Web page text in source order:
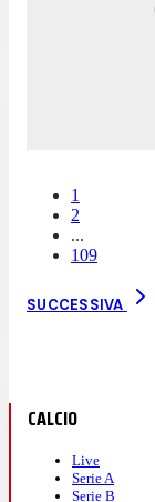
1
2
...
109
SUCCESSIVA
CALCIO
Live
Serie A
Serie B